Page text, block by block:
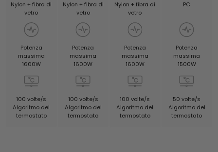
Nylon + fibra di
vetro
Potenza
massima
1600W
100 volte/s
Algoritmo del
termostato
Nylon + fibra di
vetro
Potenza
massima
1600W
100 volte/s
Algoritmo del
termostato
Nylon + fibra di
vetro
Potenza
massima
1600W
100 volte/s
Algoritmo del
termostato
PC
Potenza
massima
1500W
50 volte/s
Algoritmo del
termostato